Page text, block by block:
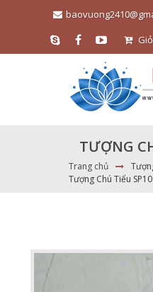
TƯỢNG
Trang chủ
Tượng Chú Tiểu SP10